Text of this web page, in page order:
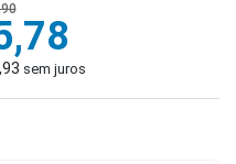
sem juros